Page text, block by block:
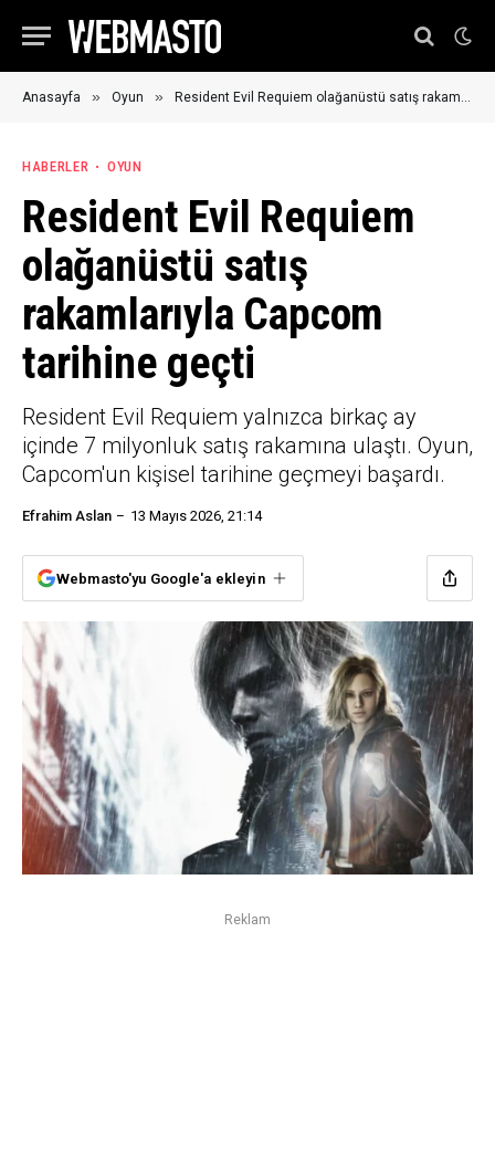
Anasayfa » Oyun » Resident Evil Requiem olağanüstü satış rakamlarıyla Capcom tarihine geçti
HABERLER OYUN
Resident Evil Requiem
olağanüstü satış
rakamlarıyla Capcom
tarihine geçti
Resident Evil Requiem yalnızca birkaç ay
içinde 7 milyonluk satış rakamına ulaştı. Oyun,
Capcom'un kişisel tarihine geçmeyi başardı.
Efrahim Aslan 13 Mayıs 2026, 21:14
Webmasto'yu Google'a ekleyin
Reklam